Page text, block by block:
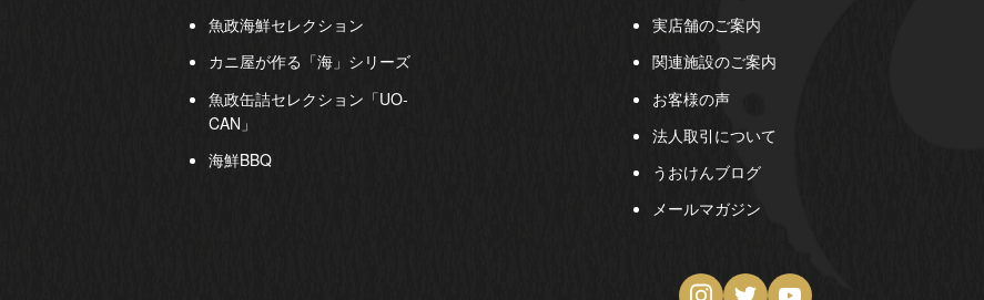
魚政海鮮セレクション
カニ屋が作る「海」シリーズ
魚政缶詰セレクション「UO-
CAN」
海鮮BBQ
実店舗のご案内
関連施設のご案内
お客様の声
法人取引について
うおけんブログ
メールマガジン